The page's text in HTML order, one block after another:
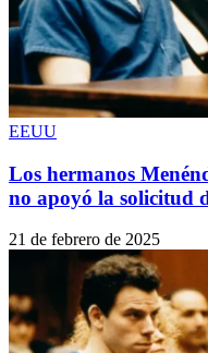
EEUU
Los hermanos
no apoyó la solicitud
21 de febrero de 2025